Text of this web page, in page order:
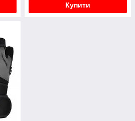
Купити